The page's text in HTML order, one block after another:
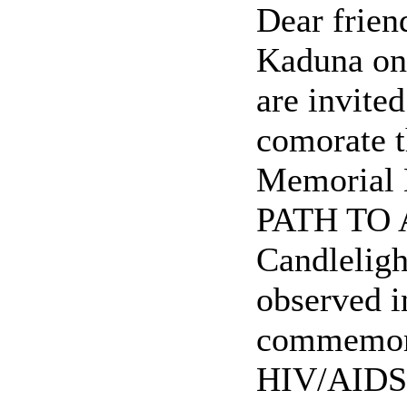
Dear
Kaduna
are
comorate
Memorial
PATH TO
observed
HIV/